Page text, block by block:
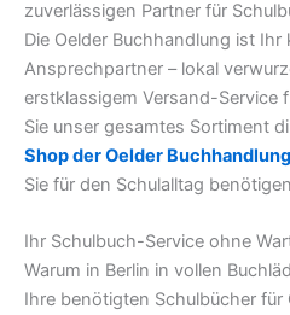
zuverlässigen Partner für
Die Oelder Buchhandlung ist
Ansprechpartner – lokal
erstklassigem Versand-Service
Sie unser gesamtes Sortiment
Shop der Oelder Buchhandlung
Sie für den Schulalltag
Ihr Schulbuch-Service ohne
Warum in Berlin in vollen
Ihre benötigten Schulbücher